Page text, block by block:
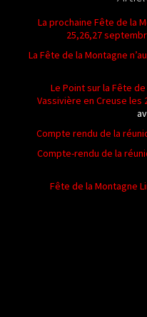
La prochaine Fête de la
25,26,27
La Fête de la Montagne
Le Point sur la Fête
Vassivière en Creuse les
Compte rendu de la
Compte-rendu de la
Fête de la Montagne